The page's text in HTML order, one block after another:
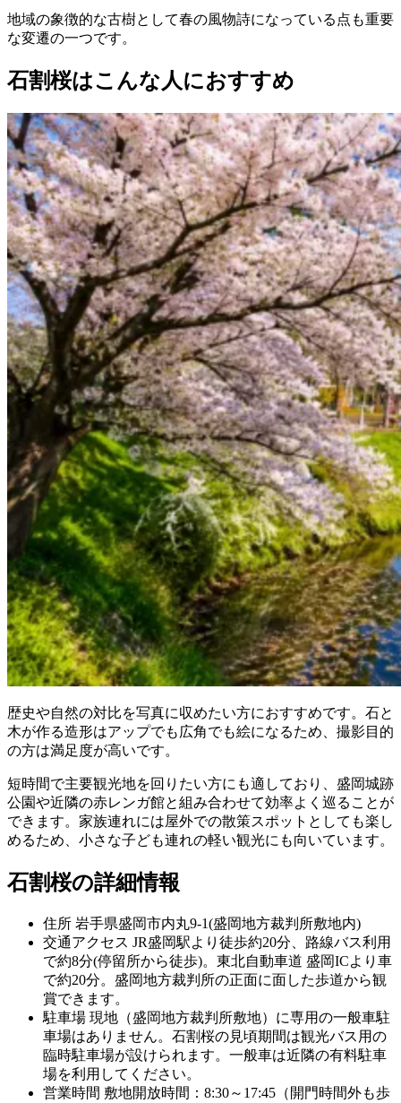
地域の象徴的な古樹として春の風物詩になっている点も重要
な変遷の一つです。
石割桜はこんな人におすすめ
歴史や自然の対比を写真に収めたい方におすすめです。石と
木が作る造形はアップでも広角でも絵になるため、撮影目的
の方は満足度が高いです。
短時間で主要観光地を回りたい方にも適しており、盛岡城跡
公園や近隣の赤レンガ館と組み合わせて効率よく巡ることが
できます。家族連れには屋外での散策スポットとしても楽し
めるため、小さな子ども連れの軽い観光にも向いています。
石割桜の詳細情報
住所 岩手県盛岡市内丸9-1(盛岡地方裁判所敷地内)
交通アクセス JR盛岡駅より徒歩約20分、路線バス利用
で約8分(停留所から徒歩)。東北自動車道 盛岡ICより車
で約20分。盛岡地方裁判所の正面に面した歩道から観
賞できます。
駐車場 現地（盛岡地方裁判所敷地）に専用の一般車駐
車場はありません。石割桜の見頃期間は観光バス用の
臨時駐車場が設けられます。一般車は近隣の有料駐車
場を利用してください。
営業時間 敷地開放時間：8:30～17:45（開門時間外も歩